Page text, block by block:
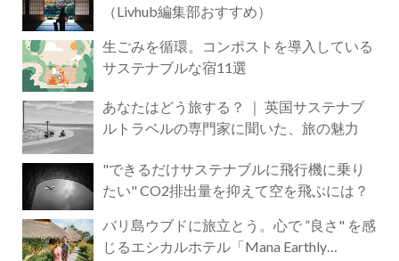
（Livhub編集部おすすめ）
生ごみを循環。コンポストを導入している
サステナブルな宿11選
あなたはどう旅する？ ｜ 英国サステナブ
ルトラベルの専門家に聞いた、旅の魅力
"できるだけサステナブルに飛行機に乗り
たい" CO2排出量を抑えて空を飛ぶには？
バリ島ウブドに旅立とう。心で ”良さ" を感
じるエシカルホテル「Mana Earthly